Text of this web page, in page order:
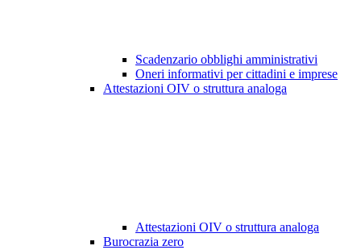
Scadenzario obblighi amministrativi
Oneri informativi per cittadini e imprese
Attestazioni OIV o struttura analoga
Attestazioni OIV o struttura analoga
Burocrazia zero